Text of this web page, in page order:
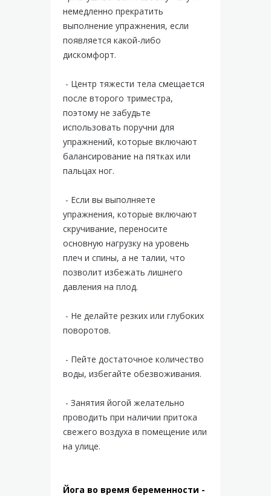
немедленно прекратить
выполнение упражнения, если
появляется какой-либо
дискомфорт.
- Центр тяжести тела смещается
после второго триместра,
поэтому не забудьте
использовать поручни для
упражнений, которые включают
балансирование на пятках или
пальцах ног.
- Если вы выполняете
упражнения, которые включают
скручивание, переносите
основную нагрузку на уровень
плеч и спины, а не талии, что
позволит избежать лишнего
давления на плод.
- Не делайте резких или глубоких
поворотов.
- Пейте достаточное количество
воды, избегайте обезвоживания.
- Занятия йогой желательно
проводить при наличии притока
свежего воздуха в помещение или
на улице.
Йога во время беременности -